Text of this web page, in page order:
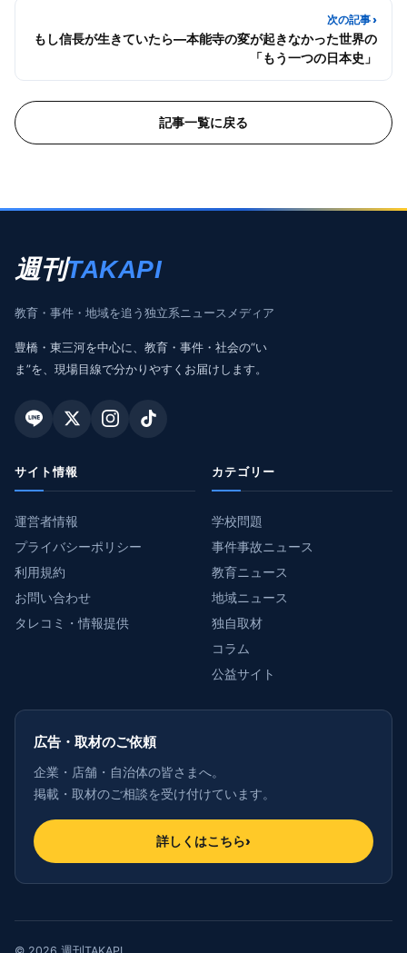
次の記事 ›
もし信長が生きていたら—本能寺の変が起きなかった世界の
「もう一つの日本史」
記事一覧に戻る
週刊TAKAPI
教育・事件・地域を追う独立系ニュースメディア
豊橋・東三河を中心に、教育・事件・社会の“い
ま”を、現場目線で分かりやすくお届けします。
サイト情報
運営者情報
プライバシーポリシー
利用規約
お問い合わせ
タレコミ・情報提供
カテゴリー
学校問題
事件事故ニュース
教育ニュース
地域ニュース
独自取材
コラム
公益サイト
広告・取材のご依頼
企業・店舗・自治体の皆さまへ。
掲載・取材のご相談を受け付けています。
詳しくはこちら›